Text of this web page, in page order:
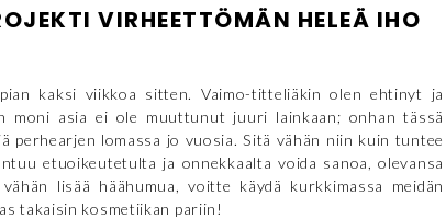
VIRHEETTÖMÄN HELEÄ IHO
kaksi viikkoa sitten. Vaimo-titteliäkin olen ehtinyt ja
moni asia ei ole muuttunut juuri lainkaan; onhan tässä
perhearjen lomassa jo vuosia. Sitä vähän niin kuin tuntee
etuoikeutetulta ja onnekkaalta voida sanoa, olevansa
lisää häähumua, voitte käydä kurkkimassa meidän
takaisin kosmetiikan pariin!